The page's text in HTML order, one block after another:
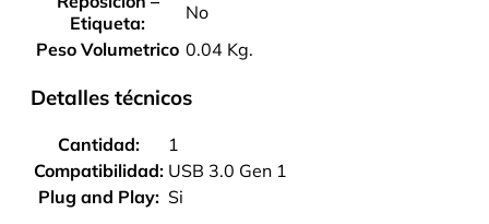
Etiqueta:
No
Peso Volumetrico 0.04 Kg.
Detalles técnicos
Cantidad:
1
Compatibilidad: USB 3.0 Gen 1
Plug and Play: Si